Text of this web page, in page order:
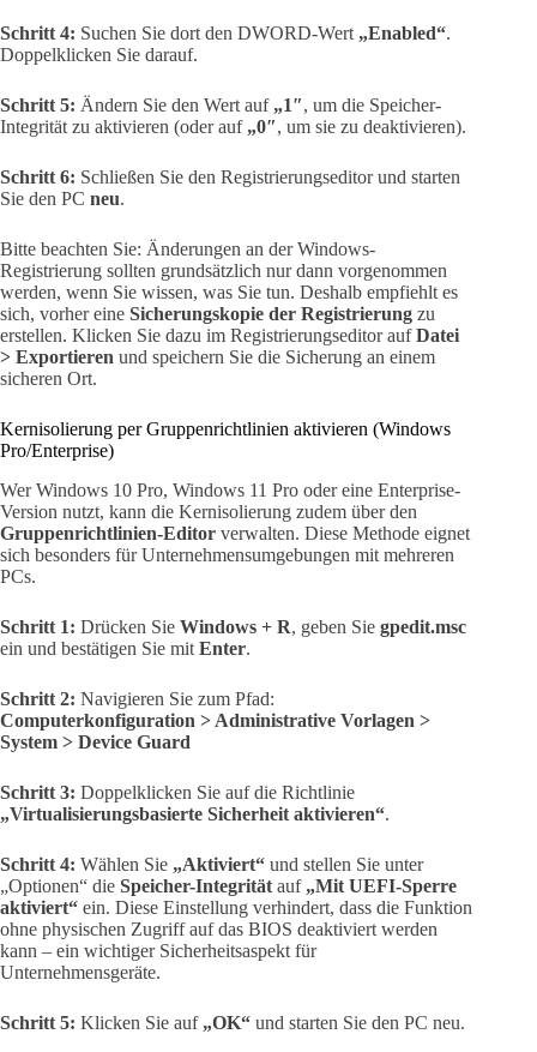
Schritt 4: Suchen Sie dort den DWORD-Wert „Enabled“.
Doppelklicken Sie darauf.
Schritt 5: Ändern Sie den Wert auf „1″, um die Speicher-
Integrität zu aktivieren (oder auf „0″, um sie zu deaktivieren).
Schritt 6: Schließen Sie den Registrierungseditor und starten
Sie den PC neu.
Bitte beachten Sie: Änderungen an der Windows-
Registrierung sollten grundsätzlich nur dann vorgenommen
werden, wenn Sie wissen, was Sie tun. Deshalb empfiehlt es
sich, vorher eine Sicherungskopie der Registrierung zu
erstellen. Klicken Sie dazu im Registrierungseditor aufDatei
> Exportieren und speichern Sie die Sicherung an einem
sicheren Ort.
Kernisolierung per Gruppenrichtlinien aktivieren (Windows
Pro/Enterprise)
Wer Windows 10 Pro, Windows 11 Pro oder eine Enterprise-
Version nutzt, kann die Kernisolierung zudem über den
Gruppenrichtlinien-Editor verwalten. Diese Methode eignet
sich besonders für Unternehmensumgebungen mit mehreren
PCs.
Schritt 1: Drücken Sie Windows + R, geben Sie gpedit.msc
ein und bestätigen Sie mit Enter.
Schritt 2: Navigieren Sie zum Pfad:
Computerkonfiguration > Administrative Vorlagen >
System > Device Guard
Schritt 3: Doppelklicken Sie auf die Richtlinie
„Virtualisierungsbasierte Sicherheit aktivieren“.
Schritt 4: Wählen Sie „Aktiviert“ und stellen Sie unter
„Optionen“ die Speicher-Integrität auf „Mit UEFI-Sperre
aktiviert“ ein. Diese Einstellung verhindert, dass die Funktion
ohne physischen Zugriff auf das BIOS deaktiviert werden
kann – ein wichtiger Sicherheitsaspekt für
Unternehmensgeräte.
Schritt 5: Klicken Sie auf „OK“ und starten Sie den PC neu.